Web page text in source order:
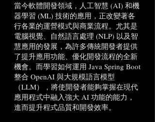
當今軟體開發領域，人工智慧 (AI) 和機
器學習 (ML) 技術的應用，正改變著各
行各業的運營模式與商業流程。尤其是
電腦視覺、自然語言處理 (NLP) 以及智
慧應用的發展，為許多傳統開發者提供
了提升應用功能、優化開發流程的全新
機會。而學習如何運用 Java Spring Boot
整合 OpenAI 與大規模語言模型
（LLM），將使開發者能夠掌握在現代
應用程式中融入強大 AI 功能的能力，
進而提升程式品質和開發效率。